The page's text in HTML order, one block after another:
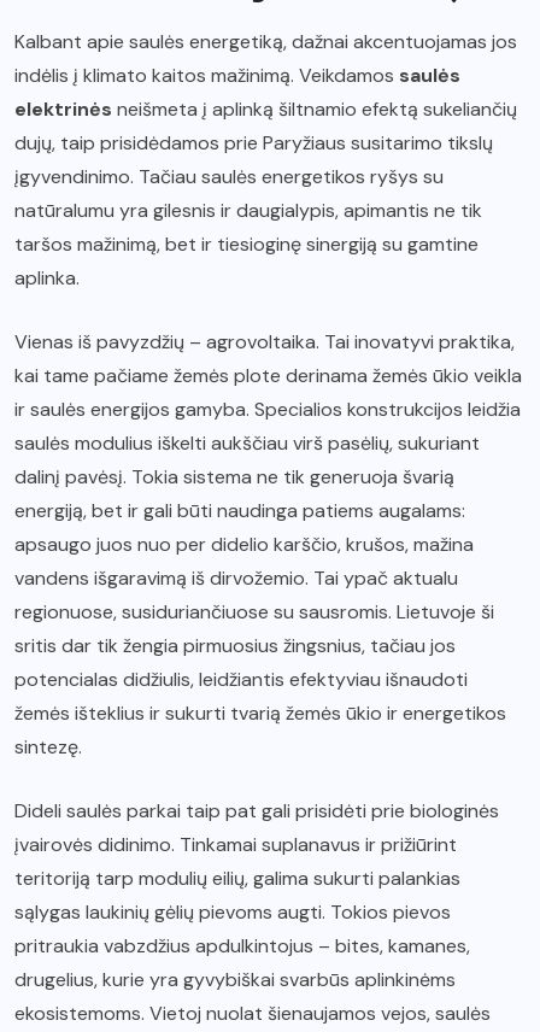
Kalbant apie saulės energetiką, dažnai akcentuojamas jos
indėlis į klimato kaitos mažinimą. Veikdamos saulės
elektrinės neišmeta į aplinką šiltnamio efektą sukeliančių
dujų, taip prisidėdamos prie Paryžiaus susitarimo tikslų
įgyvendinimo. Tačiau saulės energetikos ryšys su
natūralumu yra gilesnis ir daugialypis, apimantis ne tik
taršos mažinimą, bet ir tiesioginę sinergiją su gamtine
aplinka.
Vienas iš pavyzdžių – agrovoltaika. Tai inovatyvi praktika,
kai tame pačiame žemės plote derinama žemės ūkio veikla
ir saulės energijos gamyba. Specialios konstrukcijos leidžia
saulės modulius iškelti aukščiau virš pasėlių, sukuriant
dalinį pavėsį. Tokia sistema ne tik generuoja švarią
energiją, bet ir gali būti naudinga patiems augalams:
apsaugo juos nuo per didelio karščio, krušos, mažina
vandens išgaravimą iš dirvožemio. Tai ypač aktualu
regionuose, susiduriančiuose su sausromis. Lietuvoje ši
sritis dar tik žengia pirmuosius žingsnius, tačiau jos
potencialas didžiulis, leidžiantis efektyviau išnaudoti
žemės išteklius ir sukurti tvarią žemės ūkio ir energetikos
sintezę.
Dideli saulės parkai taip pat gali prisidėti prie biologinės
įvairovės didinimo. Tinkamai suplanavus ir prižiūrint
teritoriją tarp modulių eilių, galima sukurti palankias
sąlygas laukinių gėlių pievoms augti. Tokios pievos
pritraukia vabzdžius apdulkintojus – bites, kamanes,
drugelius, kurie yra gyvybiškai svarbūs aplinkinėms
ekosistemoms. Vietoj nuolat šienaujamos vejos, saulės